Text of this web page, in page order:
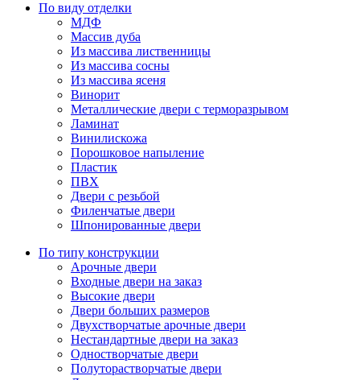
По виду отделки
МДФ
Массив дуба
Из массива лиственницы
Из массива сосны
Из массива ясеня
Винорит
Металлические двери с терморазрывом
Ламинат
Винилискожа
Порошковое напыление
Пластик
ПВХ
Двери с резьбой
Филенчатые двери
Шпонированные двери
По типу конструкции
Арочные двери
Входные двери на заказ
Высокие двери
Двери больших размеров
Двухстворчатые арочные двери
Нестандартные двери на заказ
Одностворчатые двери
Полуторастворчатые двери